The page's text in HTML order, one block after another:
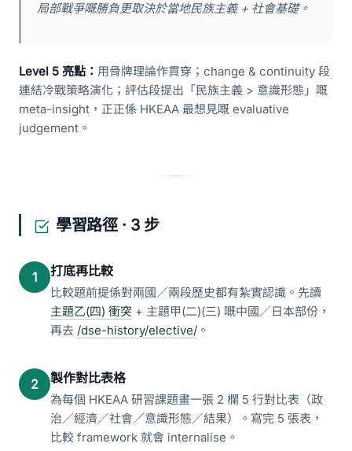
局部戰爭嘅勝負更取決於當地民族主義 + 社會基礎。
Level 5 亮點： 用骨牌理論作貫穿；change & continuity 段
連結冷戰策略演化；評估段提出「民族主義 > 意識形態」嘅
meta-insight，正正係 HKEAA 最想見嘅 evaluative
judgement。
學習路徑 · 3 步
1 打底再比較
比較題前提係對兩國／兩段歷史都有紮實認識。先讀
主題乙(四) 衝突 + 主題甲(二)(三) 嘅中國／日本部份，
再去 /dse-history/elective/ 。
2 製作對比表格
為每個 HKEAA 研習課題畫一張 2 欄 5 行對比表（政
治／經濟／社會／意識形態／結果）。寫完 5 張表，
比較 framework 就會 internalise。